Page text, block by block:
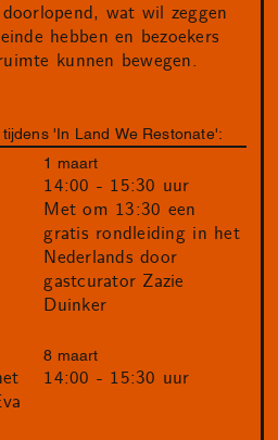
wat wil zeggen
hebben en bezoekers
kunnen bewegen.
'In Land We Restonate':
1 maart
14:00 - 15:30 uur
Met om 13:30 een
gratis rondleiding in het
Nederlands door
gastcurator Zazie
Duinker
8 maart
14:00 - 15:30 uur